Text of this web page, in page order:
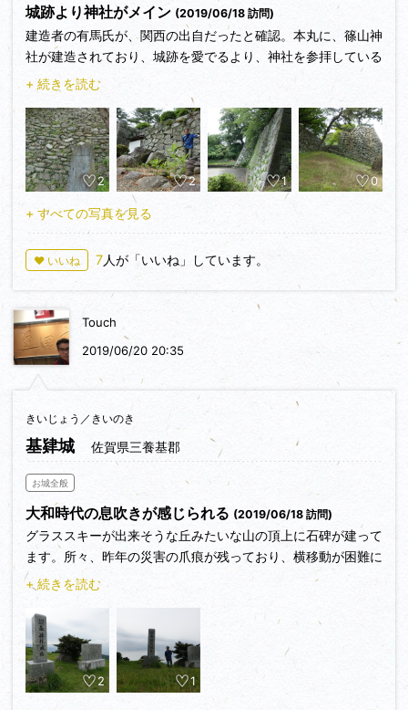
城跡より神社がメイン (2019/06/18 訪問)
建造者の有馬氏が、関西の出自だったと確認。本丸に、篠山神
社が建造されており、城跡を愛でるより、神社を参拝している
人がチラホラ。
+ 続きを読む
2 2 1 0
+ すべての写真を見る
♥ いいね 7人が「いいね」しています。
Touch
2019/06/20 20:35
きいじょう／きいのき
基肄城 佐賀県三養基郡
お城全般
大和時代の息吹きが感じられる (2019/06/18 訪問)
グラススキーが出来そうな丘みたいな山の頂上に石碑が建って
ます。所々、昨年の災害の爪痕が残っており、横移動が困難に
なってました。
+ 続きを読む
2 1